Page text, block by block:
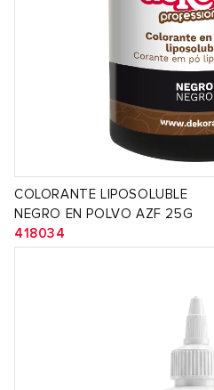
COLORANTE LIPOSOLUBLE
NEGRO EN POLVO AZF 25G
418034